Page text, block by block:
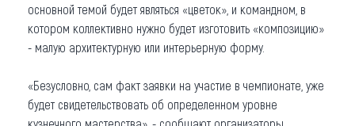
основной темой будет являться «цветок», и командном, в
котором коллективно нужно будет изготовить «композицию»
- малую архитектурную или интерьерную форму.
«Безусловно, сам факт заявки на участие в чемпионате, уже
будет свидетельствовать об определенном уровне